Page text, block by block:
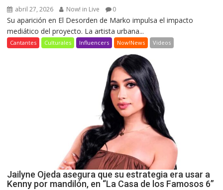
abril 27, 2026 Now! in Live 0
Su aparición en El Desorden de Marko impulsa el impacto
mediático del proyecto. La artista urbana...
Cantantes Culturales Influencers Now!News Videos
Jailyne Ojeda asegura que su estrategia era usar a
Kenny por mandilón, en “La Casa de los Famosos 6”